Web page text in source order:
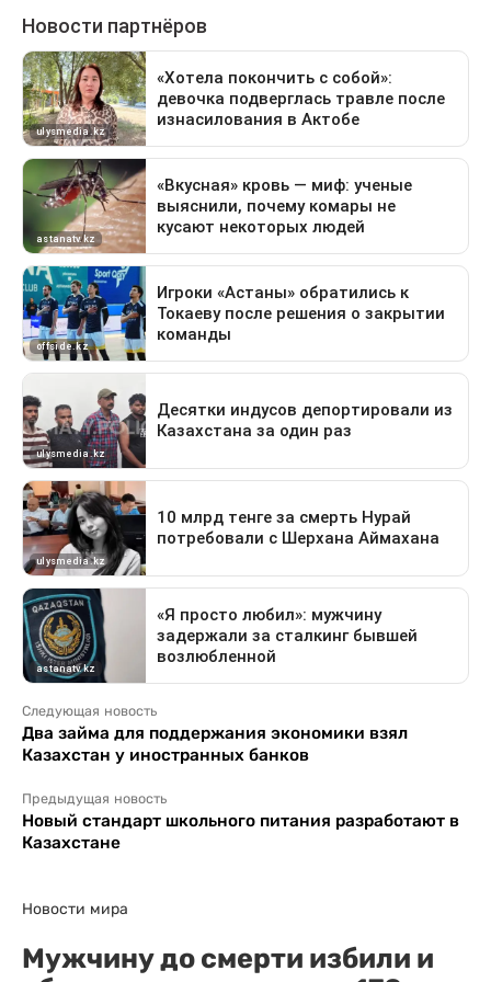
Следующая новость
Два займа для поддержания экономики взял
Казахстан у иностранных банков
Предыдущая новость
Новый стандарт школьного питания разработают в
Казахстане
Новости мира
Мужчину до смерти избили и